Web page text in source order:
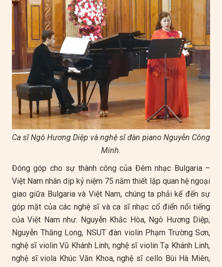
Ca sĩ Ngô Hương Diệp và nghệ sĩ đàn piano Nguyễn Công
Minh.
Đóng góp cho sự thành công của Đêm nhạc Bulgaria –
Việt Nam nhân dịp kỷ niệm 75 năm thiết lập quan hệ ngoại
giao giữa Bulgaria và Việt Nam, chúng ta phải kể đến sự
góp mặt của các nghệ sĩ và ca sĩ nhạc cổ điển nổi tiếng
của Việt Nam như: Nguyễn Khắc Hòa, Ngô Hương Diệp,
Nguyễn Thăng Long, NSUT đàn violin Phạm Trường Sơn,
nghệ sĩ violin Vũ Khánh Linh, nghệ sĩ violin Tạ Khánh Linh,
nghệ sĩ viola Khúc Văn Khoa, nghệ sĩ cello Bùi Hà Miên,